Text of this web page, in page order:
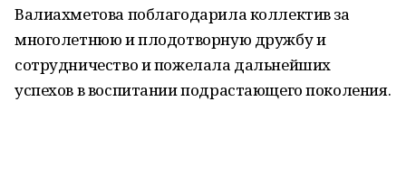
Валиахметова поблагодарила коллектив за
многолетнюю и плодотворную дружбу и
сотрудничество и пожелала дальнейших
успехов в воспитании подрастающего поколения.